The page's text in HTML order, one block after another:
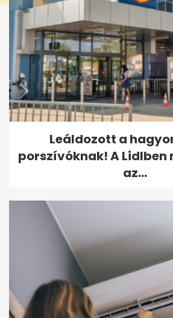
Leáldozott a
porszívóknak! A
az...